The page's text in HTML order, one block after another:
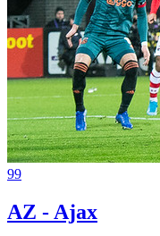
99
AZ - Ajax